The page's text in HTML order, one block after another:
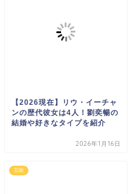
【2026現在】リウ・イーチャ
ンの歴代彼女は4人！劉奕暢の
結婚や好きなタイプを紹介
2026年1月16日
芸能